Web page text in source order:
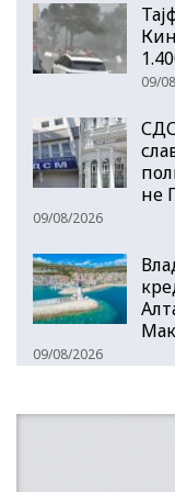
09/
не
09/08/2026
09/08/2026